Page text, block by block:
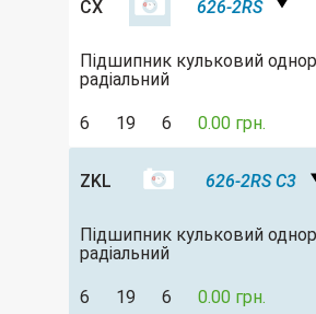
CX 626-2RS
Підшипник кульковий
радіальний
6 19 6 0.00 грн.
ZKL 626-2RS C3
Підшипник кульковий
радіальний
6 19 6 0.00 грн.